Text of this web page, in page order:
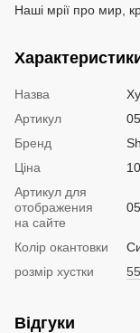
Наші мрії про мир,
Назва
Артикул
Бренд
Ціна
Артикул для
отображения
на сайте
Колір окантовки
розмір хустки
Відгуки